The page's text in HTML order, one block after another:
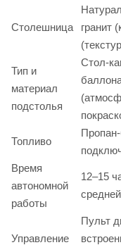
Столешница
гранит
Тип и
материал
подстолья
Стол-
Топливо
Время
автономной
работы
12–15
Управление
Пульт